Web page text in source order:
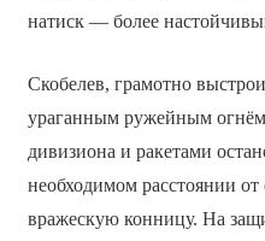
натиск — более
Скобелев, грамотно
ураганным ружейным огнём
дивизиона и ракетами
необходимом расстоянии
вражескую конницу. На